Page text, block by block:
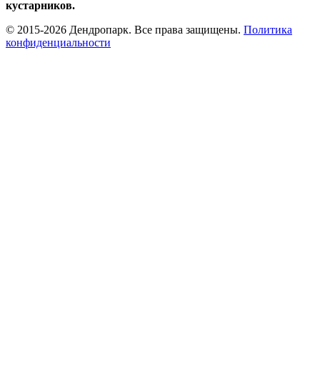
кустарников.
© 2015-2026 Дендропарк. Все права защищены. Политика
конфиденциальности